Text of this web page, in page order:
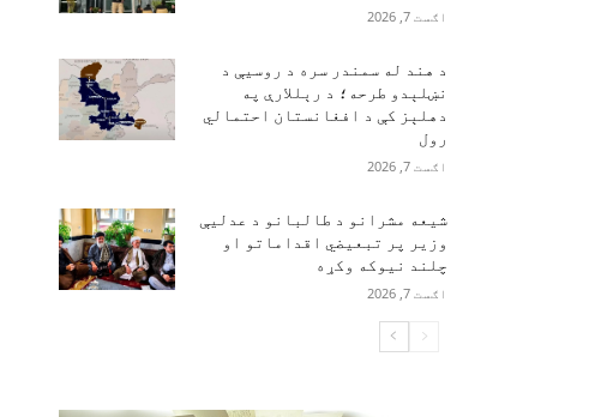
اګست 7, 2026
د هند له سمندر سره د روسیې د
نښلېدو طرحه؛ د رېللارې په
دهلېز کې د افغانستان احتمالي
رول
اګست 7, 2026
شیعه مشرانو د طالبانو د عدلیې
وزیر پر تبعیضي اقداماتو او
چلند نیوکه وکړه
اګست 7, 2026